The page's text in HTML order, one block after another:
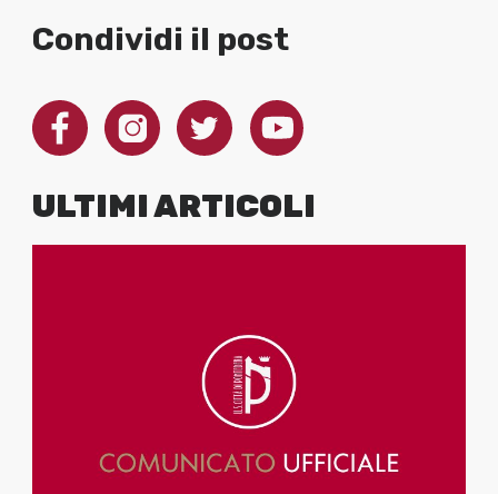
Condividi il post
ULTIMI ARTICOLI